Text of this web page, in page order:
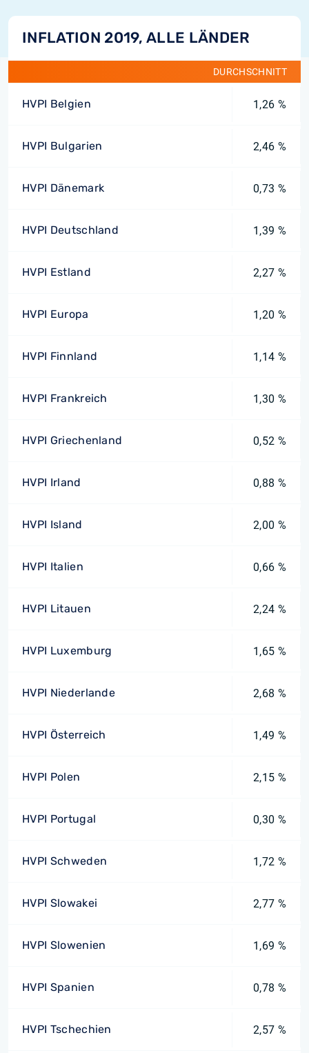
INFLATION 2019, ALLE LÄNDER
DURCHSCHNITT
HVPI Belgien 1,26 %
HVPI Bulgarien 2,46 %
HVPI Dänemark 0,73 %
HVPI Deutschland 1,39 %
HVPI Estland 2,27 %
HVPI Europa 1,20 %
HVPI Finnland 1,14 %
HVPI Frankreich 1,30 %
HVPI Griechenland 0,52 %
HVPI Irland 0,88 %
HVPI Island 2,00 %
HVPI Italien 0,66 %
HVPI Litauen 2,24 %
HVPI Luxemburg 1,65 %
HVPI Niederlande 2,68 %
HVPI Österreich 1,49 %
HVPI Polen 2,15 %
HVPI Portugal 0,30 %
HVPI Schweden 1,72 %
HVPI Slowakei 2,77 %
HVPI Slowenien 1,69 %
HVPI Spanien 0,78 %
HVPI Tschechien 2,57 %